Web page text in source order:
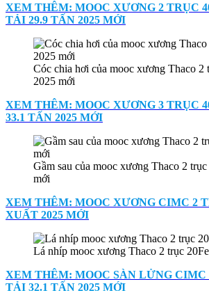
XEM THÊM: MOOC XƯƠNG 2 TRỤC
TẢI 29.9 TẤN 2025 MỚI
Cóc chia hơi của mooc xương Thaco 2
2025 mới
XEM THÊM: MOOC XƯƠNG 3 TRỤC
33.1 TẤN 2025 MỚI
Gầm sau của mooc xương Thaco 2
mới
XEM THÊM: MOOC XƯƠNG CIMC 2
XUẤT 2025 MỚI
Lá nhíp mooc xương Thaco 2 trục
XEM THÊM: MOOC SÀN LỬNG CIMC
TẢI 32.1 TẤN 2025 MỚI